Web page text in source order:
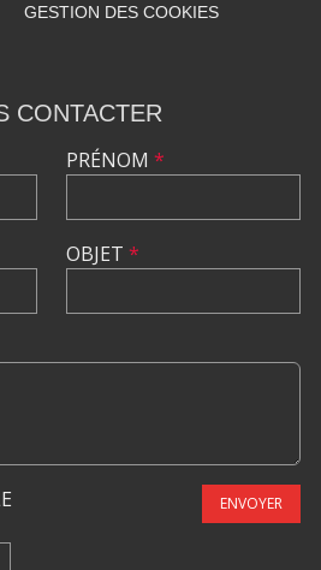
GESTION DES COOKIES
CONTACTER
PRÉNOM *
OBJET *
ENVOYER